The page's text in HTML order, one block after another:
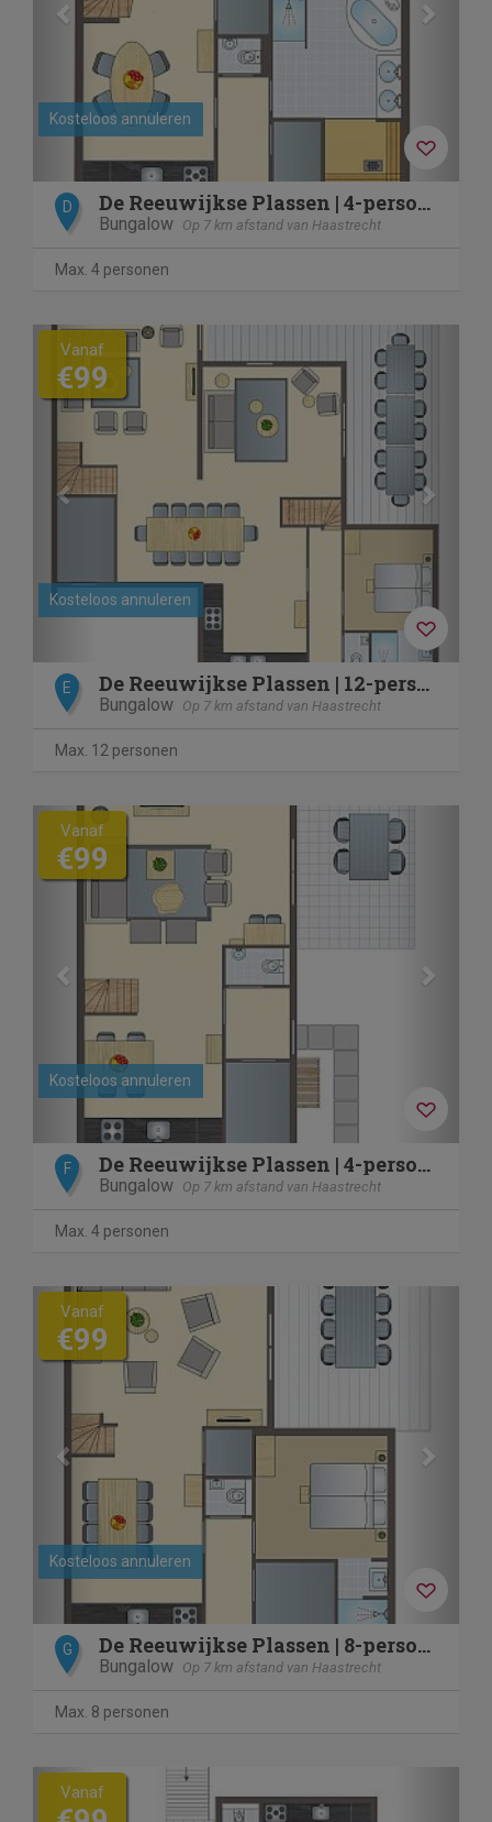
Kosteloos annuleren
D De Reeuwijkse Plassen | 4-persoons wellnesswoning | 4ELW
Bungalow Op 7 km afstand van Haastrecht
Max. 4 personen
Previous
Kosteloos annuleren
Vanaf
€99
E De Reeuwijkse Plassen | 12-persoons waterwoning - De Venen |
Bungalow Op 7 km afstand van Haastrecht
Max. 12 personen
Previous
Kosteloos annuleren
Vanaf
€99
F De Reeuwijkse Plassen | 4-persoons kinderwoning | 4CK2
Bungalow Op 7 km afstand van Haastrecht
Max. 4 personen
Previous
Kosteloos annuleren
Vanaf
€99
G De Reeuwijkse Plassen | 8-persoons waterwoning - Vijfheren |
Bungalow Op 7 km afstand van Haastrecht
Max. 8 personen
Previous
Vanaf